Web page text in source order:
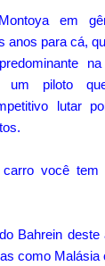
em
anos para cá,
um piloto
lutar
carro você
Bahrein
como Malásia